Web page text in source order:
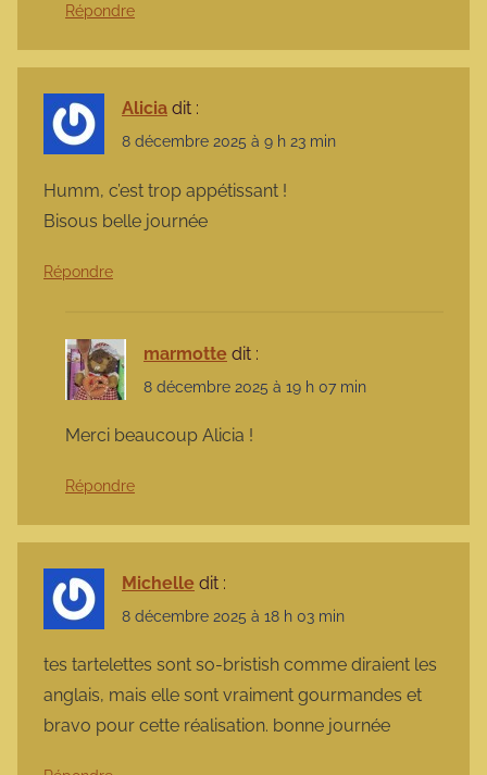
Répondre
Alicia dit :
8 décembre 2025 à 9 h 23 min
Humm, c’est trop appétissant !
Bisous belle journée
Répondre
marmotte dit :
8 décembre 2025 à 19 h 07 min
Merci beaucoup Alicia !
Répondre
Michelle dit :
8 décembre 2025 à 18 h 03 min
tes tartelettes sont so-bristish comme diraient les
anglais, mais elle sont vraiment gourmandes et
bravo pour cette réalisation. bonne journée